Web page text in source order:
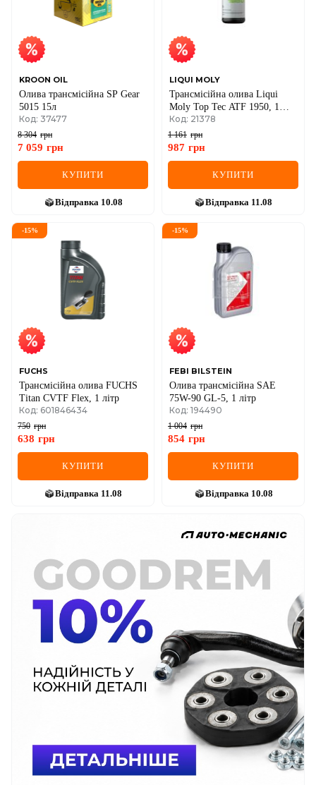
KROON OIL
Олива трансмісійна SP Gear
5015 15л
Код: 37477
8 304 грн
7 059 грн
КУПИТИ
Відправка 10.08
LIQUI MOLY
Трансмісійна олива Liqui
Moly Top Tec ATF 1950, 1
літр
Код: 21378
1 161 грн
987 грн
КУПИТИ
Відправка 11.08
-15%
FUCHS
Трансмісійна олива FUCHS
Titan CVTF Flex, 1 літр
Код: 601846434
750 грн
638 грн
КУПИТИ
Відправка 11.08
-15%
FEBI BILSTEIN
Олива трансмісійна SAE
75W-90 GL-5, 1 літр
Код: 194490
1 004 грн
854 грн
КУПИТИ
Відправка 10.08